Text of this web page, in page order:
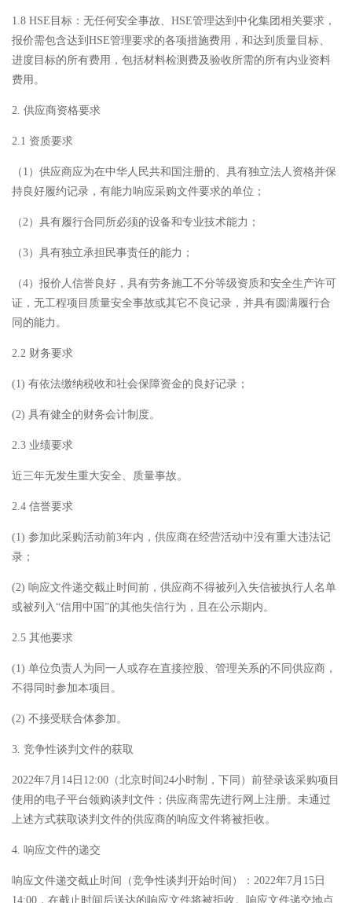
1.8 HSE目标：无任何安全事故、HSE管理达到中化集团相关要求，
报价需包含达到HSE管理要求的各项措施费用，和达到质量目标、
进度目标的所有费用，包括材料检测费及验收所需的所有内业资料
费用。
2. 供应商资格要求
2.1 资质要求
（1）供应商应为在中华人民共和国注册的、具有独立法人资格并保
持良好履约记录，有能力响应采购文件要求的单位；
（2）具有履行合同所必须的设备和专业技术能力；
（3）具有独立承担民事责任的能力；
（4）报价人信誉良好，具有劳务施工不分等级资质和安全生产许可
证，无工程项目质量安全事故或其它不良记录，并具有圆满履行合
同的能力。
2.2 财务要求
(1) 有依法缴纳税收和社会保障资金的良好记录；
(2) 具有健全的财务会计制度。
2.3 业绩要求
近三年无发生重大安全、质量事故。
2.4 信誉要求
(1) 参加此采购活动前3年内，供应商在经营活动中没有重大违法记
录；
(2) 响应文件递交截止时间前，供应商不得被列入失信被执行人名单
或被列入“信用中国”的其他失信行为，且在公示期内。
2.5 其他要求
(1) 单位负责人为同一人或存在直接控股、管理关系的不同供应商，
不得同时参加本项目。
(2) 不接受联合体参加。
3. 竞争性谈判文件的获取
2022年7月14日12:00（北京时间24小时制，下同）前登录该采购项目
使用的电子平台领购谈判文件；供应商需先进行网上注册。未通过
上述方式获取谈判文件的供应商的响应文件将被拒收。
4. 响应文件的递交
响应文件递交截止时间（竞争性谈判开始时间）：2022年7月15日
14:00，在截止时间后送达的响应文件将被拒收。响应文件递交地点